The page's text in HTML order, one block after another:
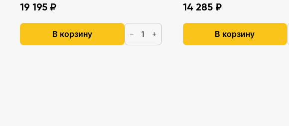
19 195 ₽
В корзину − +
14 285 ₽
В корзину